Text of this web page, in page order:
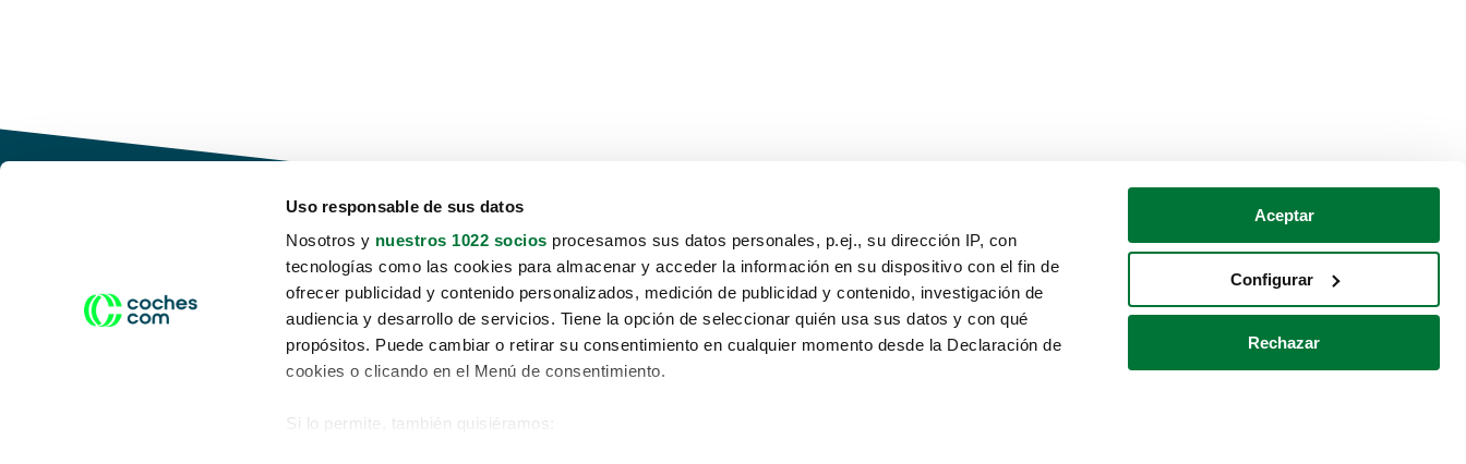
Uso responsable de sus datos
Nosotros y nuestros 1022 socios procesamos sus datos personales, p.ej., su dirección IP, con
tecnologías como las cookies para almacenar y acceder la información en su dispositivo con el fin de
ofrecer publicidad y contenido personalizados, medición de publicidad y contenido, investigación de
audiencia y desarrollo de servicios. Tiene la opción de seleccionar quién usa sus datos y con qué
propósitos. Puede cambiar o retirar su consentimiento en cualquier momento desde la Declaración de
cookies o clicando en el Menú de consentimiento.
Si lo permite, también quisiéramos:
Aceptar
Configurar
Rechazar
Conduce tu futuro,
desata tu movilidad